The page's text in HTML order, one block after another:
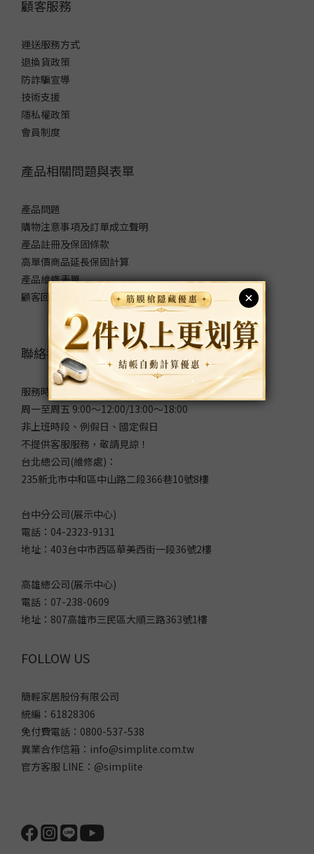
顧客服務
運送服務方式
退換貨政策
防詐騙宣導
技術支援
隱私權政策
會員制度
產品相關問題與表單
產品問題
購物注意事項及訂單成立聲明
產品註冊及保固條款
高單價商品延長保固計算
產品維修表單
顧客回饋表單
聯絡我們
服務時間：
周一至周五 9:00～12:00/13:00～18:00
非上班時段、例假日、國定假日
不提供客服服務，敬請見諒！
台北總公司(維修處)：
235新北市中和區中山路二段366巷10號8樓
台中分公司(展示中心)
電話：04-2323-9131
地址：403台中市西區華美西街一段36號2樓
高雄總公司(展示中心)
電話：07-238-0609
地址：807高雄市三民區大順三路363號1樓
FOLLOW US
簡輕家居股份有限公司
統編：61828306
免付費電話：0800-537-538
異業合作信箱：info@simplite.com.tw
官方客服 LINE：@simplite